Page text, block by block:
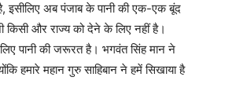
इसीलिए अब पंजाब के पानी की एक-एक बूंद
किसी और राज्य को देने के लिए नहीं है।
पानी की जरूरत है। भगवंत सिंह मान ने
हमारे महान गुरु साहिबान ने हमें सिखाया है